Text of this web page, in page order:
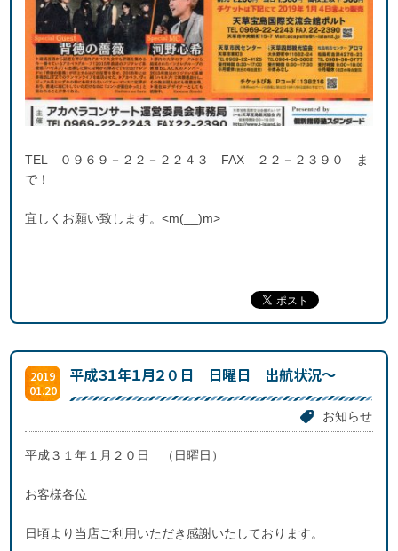
TEL ０９６９－２２－２２４３ FAX ２２－２３９０ ま
で！
宜しくお願い致します。<m(__)m>
2019
01.20
平成３１年１月２０日 日曜日 出航状況～
お知らせ
平成３１年１月２０日 （日曜日）
お客様各位
日頃より当店ご利用いただき感謝いたしております。